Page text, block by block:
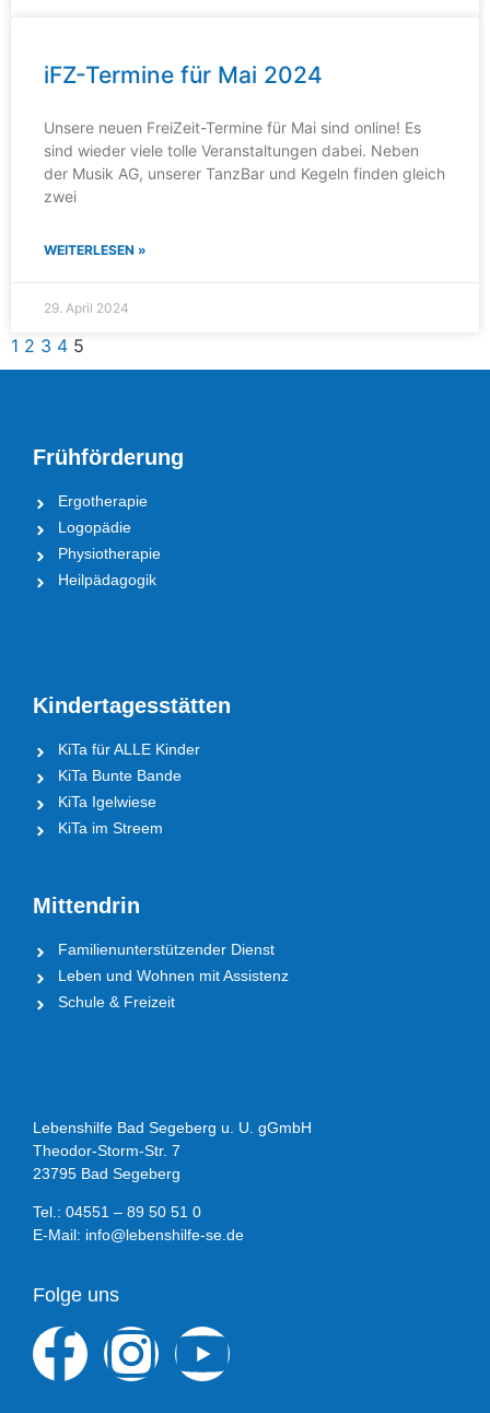
iFZ-Termine für Mai 2024
Unsere neuen FreiZeit-Termine für Mai sind online! Es
sind wieder viele tolle Veranstaltungen dabei. Neben
der Musik AG, unserer TanzBar und Kegeln finden gleich
zwei
WEITERLESEN »
29. April 2024
1 2 3 4 5
Frühförderung
Ergotherapie
Logopädie
Physiotherapie
Heilpädagogik
Kindertagesstätten
KiTa für ALLE Kinder
KiTa Bunte Bande
KiTa Igelwiese
KiTa im Streem
Mittendrin
Familienunterstützender Dienst
Leben und Wohnen mit Assistenz
Schule & Freizeit
Lebenshilfe Bad Segeberg u. U. gGmbH
Theodor-Storm-Str. 7
23795 Bad Segeberg
Tel.: 04551 – 89 50 51 0
E-Mail: info@lebenshilfe-se.de
Folge uns